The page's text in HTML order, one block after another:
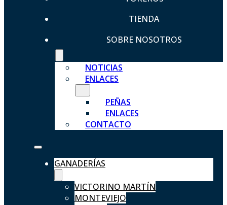
TIENDA
SOBRE NOSOTROS
NOTICIAS
ENLACES
PEÑAS
ENLACES
CONTACTO
GANADERÍAS
VICTORINO MARTÍN
MONTEVIEJO